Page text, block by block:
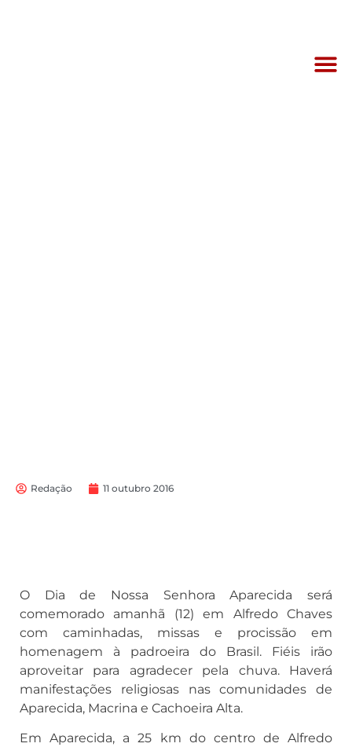
Redação 11 outubro 2016
O Dia de Nossa Senhora Aparecida será
comemorado amanhã (12) em Alfredo Chaves
com caminhadas, missas e procissão em
homenagem à padroeira do Brasil. Fiéis irão
aproveitar para agradecer pela chuva. Haverá
manifestações religiosas nas comunidades de
Aparecida, Macrina e Cachoeira Alta.
Em Aparecida, a 25 km do centro de Alfredo